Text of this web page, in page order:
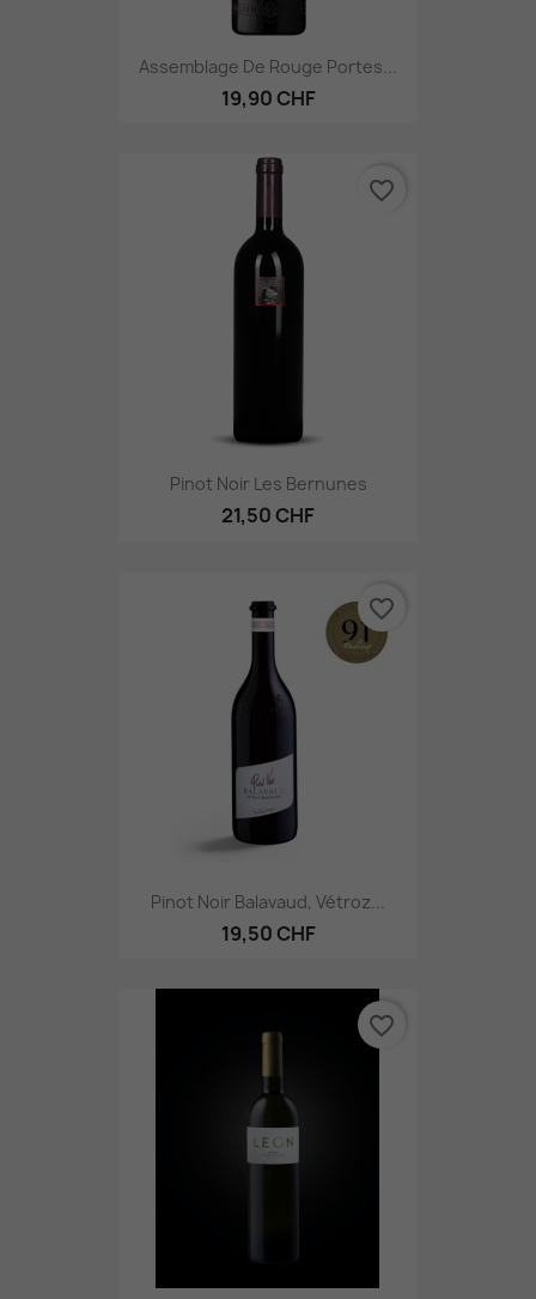
Assemblage De Rouge Portes...
19,90 CHF
Pinot Noir Les Bernunes
21,50 CHF
favorite_border
Pinot Noir Balavaud, Vétroz...
19,50 CHF
favorite_border
favorite_border